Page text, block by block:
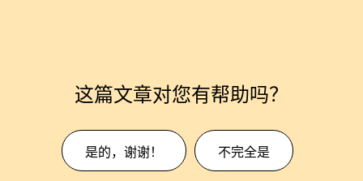
这篇文章对您有帮助吗？
是的，谢谢！ 不完全是